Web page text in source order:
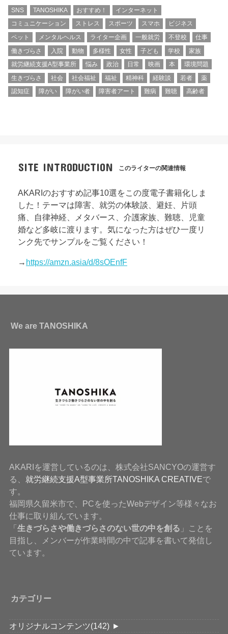
SNS TANOSHIKA おすすめ！
インターネット
コミュニケーション
ストレス スポーツ スマホ
ビジネス
ペット
メンタルヘルス ライター企画 一般就労 不登校
仕事
働きづらさ
入院 動物 多様性 女性 子ども 学校
家族
就労継続支援A型事業所
悩み 政治 日常 映画 本
環境問題
生きづらさ
社会 社会福祉 福祉 精神科 経験談 若者
薬
認知症
障がい 障がい者 障害者アート 難病 難聴 高齢者
SITE INTRODUCTION このライターの関連情報
AKARIのおすすめ記事10選をこの度電子書籍化しま
した！テーマは障害、就労の体験談、避妊、片頭
痛、自律神経、メタバース、介護家族、難聴、児童
婚など多岐に渡ります。気になった方はぜひ一度リ
ンク先でサンプルをご覧ください！
→ https://amzn.asia/d/8sOEnfF
We are TANOSHIKA
AKARIを運営しているのは、株式会社SANCYOの運営す
る、 就労継続支援A型事業所TANOSHIKA CREATIVEで
す。
福岡県久留米市で、PCを使ったWebデザイン等様々なお
仕事に取り組んでいます。
「生きづらさや働きづらさのない世の中を創る 」ことを
目指し、メンバーが作業時間の中で記事を書いて発信し
ています。
カテゴリー
オリジナルコンテンツ(142) ►